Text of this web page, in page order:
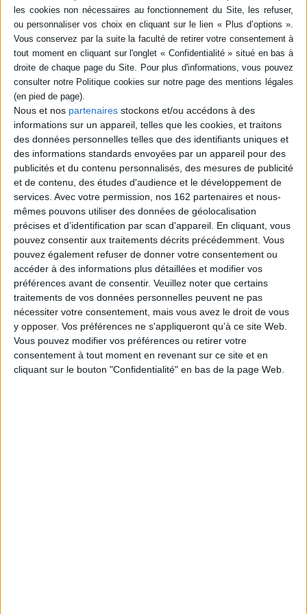
Nous et nos partenaires stockons et/ou accédons à des
informations sur un appareil, telles que les cookies, et traitons
des données personnelles telles que des identifiants uniques et
des informations standards envoyées par un appareil pour des
publicités et du contenu personnalisés, des mesures de publicité
et de contenu, des études d'audience et le développement de
services. Avec votre permission, nos 162 partenaires et nous-
mêmes pouvons utiliser des données de géolocalisation
précises et d’identification par scan d'appareil. En cliquant, vous
pouvez consentir aux traitements décrits précédemment. Vous
pouvez également refuser de donner votre consentement ou
accéder à des informations plus détaillées et modifier vos
préférences avant de consentir. Veuillez noter que certains
traitements de vos données personnelles peuvent ne pas
nécessiter votre consentement, mais vous avez le droit de vous
y opposer. Vos préférences ne s'appliqueront qu’à ce site Web.
Vous pouvez modifier vos préférences ou retirer votre
consentement à tout moment en revenant sur ce site et en
cliquant sur le bouton "Confidentialité" en bas de la page Web.
retraduite, avec des bonus et une page cartonnée qui s'inspire du tarot
Quatrième de couverture
Depuis sa découverte au tout début de ce siècle, le Puzzle du Millénium n'a
jamais pu être complété. Mais quand Yûgi, un adolescent victime de
brimades, le résout, une autre personnalité apparaît en lui, et le garçon
devient un maître du jeu.
Les « jeux des ténèbres », qui jugent le mal disséminé dans notre monde,
commencent maintenant !
Fiche Technique
Paru le :10/07/2026
Thématique :Shônen
Auteur(s) :
Kazuki Takahashi
Éditeur(s) :Kana
Collection(s) :Shonen Kana
Série(s) :Yu-Gi-Oh ! R
ISBN : 978-2-505-14304-8
EAN13 : 9782505143048
Reliure :Broché sous jaquette
Hauteur: 22.0 cm / Largeur 16.0 cm